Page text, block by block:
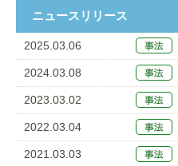
ニュースリリース
2025.03.06
2024.03.08
2023.03.02
2022.03.04
2021.03.03